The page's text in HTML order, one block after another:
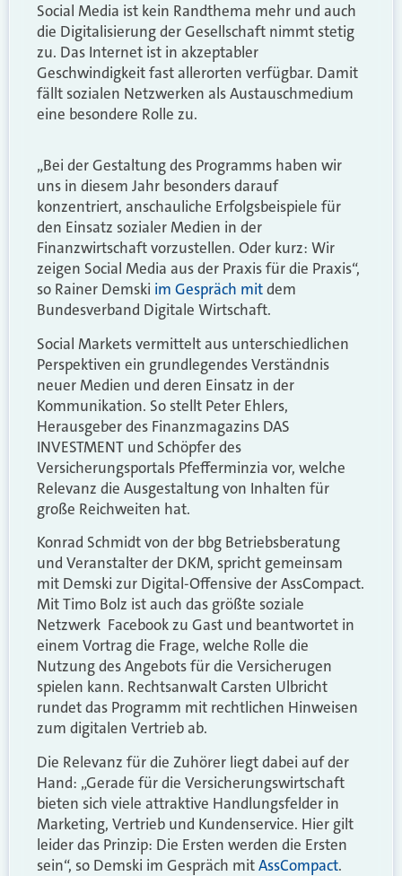
Social Media ist kein Randthema mehr und auch
die Digitalisierung der Gesellschaft nimmt stetig
zu. Das Internet ist in akzeptabler
Geschwindigkeit fast allerorten verfügbar. Damit
fällt sozialen Netzwerken als Austauschmedium
eine besondere Rolle zu.
„Bei der Gestaltung des Programms haben wir
uns in diesem Jahr besonders darauf
konzentriert, anschauliche Erfolgsbeispiele für
den Einsatz sozialer Medien in der
Finanzwirtschaft vorzustellen. Oder kurz: Wir
zeigen Social Media aus der Praxis für die Praxis“,
so Rainer Demski im Gespräch mitdem
Bundesverband Digitale Wirtschaft.
Social Markets vermittelt aus unterschiedlichen
Perspektiven ein grundlegendes Verständnis
neuer Medien und deren Einsatz in der
Kommunikation. So stellt Peter Ehlers,
Herausgeber des Finanzmagazins DAS
INVESTMENT und Schöpfer des
Versicherungsportals Pfefferminzia vor, welche
Relevanz die Ausgestaltung von Inhalten für
große Reichweiten hat.
Konrad Schmidt von der bbg Betriebsberatung
und Veranstalter der DKM, spricht gemeinsam
mit Demski zur Digital-Offensive der AssCompact.
Mit Timo Bolz ist auch das größte soziale
Netzwerk Facebook zu Gast und beantwortet in
einem Vortrag die Frage, welche Rolle die
Nutzung des Angebots für die Versicherugen
spielen kann. Rechtsanwalt Carsten Ulbricht
rundet das Programm mit rechtlichen Hinweisen
zum digitalen Vertrieb ab.
Die Relevanz für die Zuhörer liegt dabei auf der
Hand: „Gerade für die Versicherungswirtschaft
bieten sich viele attraktive Handlungsfelder in
Marketing, Vertrieb und Kundenservice. Hier gilt
leider das Prinzip: Die Ersten werden die Ersten
sein“, so Demski im Gespräch mitAssCompact.